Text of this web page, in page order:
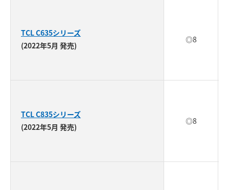
TCL C635シリーズ
(2022年5月 発売)
◎8
TCL C835シリーズ
(2022年5月 発売)
◎8